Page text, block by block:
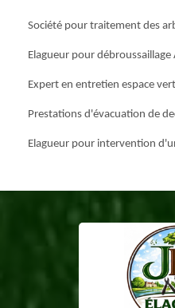
Société pour traitement des
Elagueur pour
Expert en entretien espace
Prestations d'évacuation de
Elagueur pour intervention